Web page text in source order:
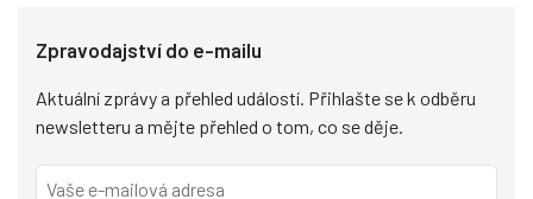
Zpravodajství do e-mailu
Aktuální zprávy a přehled událostí. Přihlašte se k odběru
newsletteru a mějte přehled o tom, co se děje.